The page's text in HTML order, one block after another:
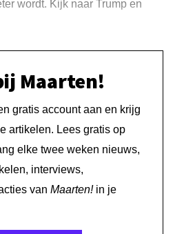
wordt. Kijk naar Trump en
Maarten!
gratis account aan en krijg
artikelen. Lees gratis op
elke twee weken nieuws,
interviews,
van Maarten!in je